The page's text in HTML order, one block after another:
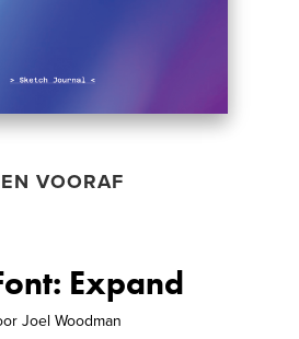
VOORAF
Expand
Joel Woodman